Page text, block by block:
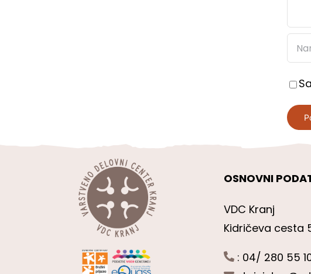
OSNOVNI
VDC Kranj
Kidričeva cesta
: 04/ 280 55